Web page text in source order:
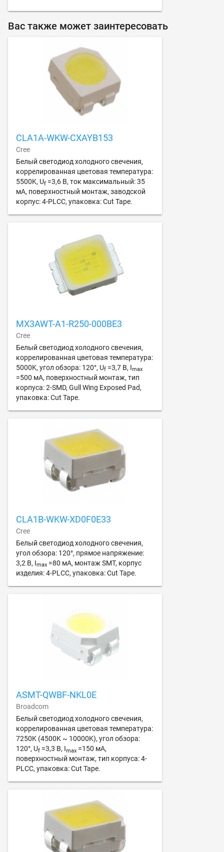
Вас также может заинтересовать
CLA1A-WKW-CXAYB153
Cree
Белый светодиод холодного свечения,
коррелированная цветовая температура:
5500K, Uf =3,6 В, ток максимальный: 35
мА, поверхностный монтаж, заводской
корпус: 4-PLCC, упаковка: Cut Tape.
MX3AWT-A1-R250-000BE3
Cree
Белый светодиод холодного свечения,
коррелированная цветовая температура:
5000K, угол обзора: 120°, Uf =3,7 В, Imax
=500 мА, поверхностный монтаж, тип
корпуса: 2-SMD, Gull Wing Exposed Pad,
упаковка: Cut Tape.
CLA1B-WKW-XD0F0E33
Cree
Белый светодиод холодного свечения,
угол обзора: 120°, прямое напряжение:
3,2 В, Imax =80 мА, монтаж SMT, корпус
изделия: 4-PLCC, упаковка: Cut Tape.
ASMT-QWBF-NKL0E
Broadcom
Белый светодиод холодного свечения,
коррелированная цветовая температура:
7250K (4500K ~ 10000K), угол обзора:
120°, Uf =3,3 В, Imax =150 мА,
поверхностный монтаж, тип корпуса: 4-
PLCC, упаковка: Cut Tape.